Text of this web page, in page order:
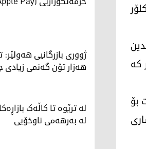
کە
بۆ
هەزار تۆن گەنمی زیادی
لە ترێوە تا کاڵەک
لە بەرهەمی ناوخۆیی